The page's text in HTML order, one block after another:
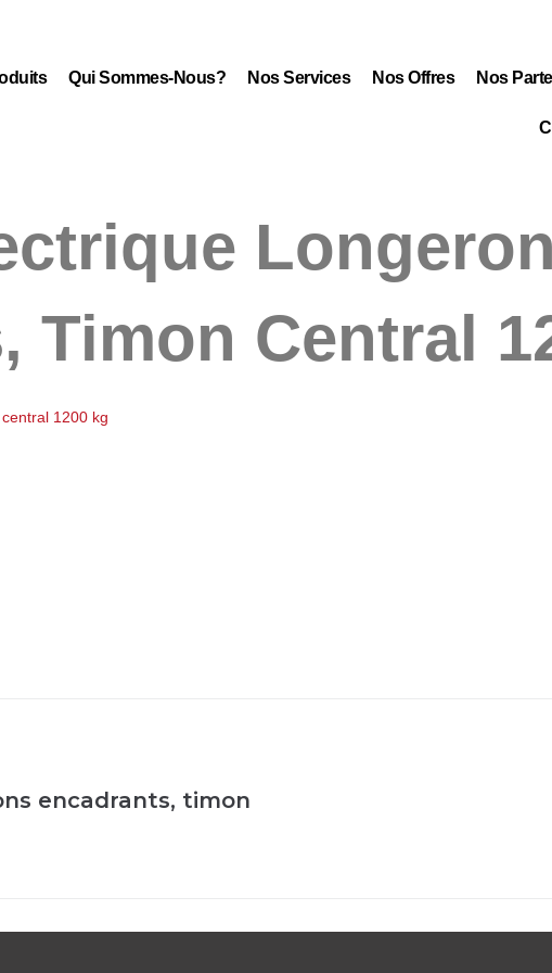
Qui Sommes-Nous? Nos Services Nos Offres Nos
Timon Central
encadrants, timon